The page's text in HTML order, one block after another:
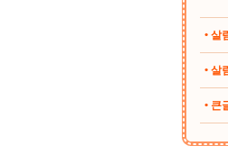
• 살
• 살
• 큰